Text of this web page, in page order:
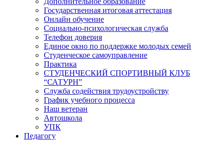
Государственная итоговая аттестация
Онлайн обучение
Социально-психологическая служба
Телефон доверия
Единое окно по поддержке молодых семей
Студенческое самоуправление
Практика
СТУДЕНЧЕСКИЙ СПОРТИВНЫЙ КЛУБ
“САТУРН”
Служба содействия трудоустройству
График учебного процесса
Наш ветеран
Автошкола
УПК
Педагогу